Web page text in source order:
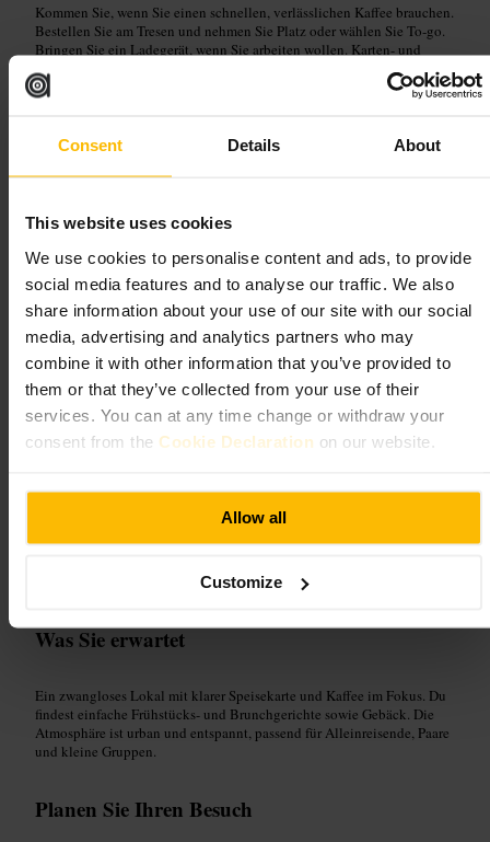
Consent Details About
This website uses cookies
We use cookies to personalise content and ads, to provide
social media features and to analyse our traffic. We also
share information about your use of our site with our social
media, advertising and analytics partners who may
combine it with other information that you’ve provided to
them or that they’ve collected from your use of their
services. You can at any time change or withdraw your
consent from the Cookie Declaration on our website.
Allow all
Customize
Kommen Sie, wenn Sie einen schnellen, verlässlichen Kaffee brauchen.
Bestellen Sie am Tresen und nehmen Sie Platz oder wählen Sie To‑go.
Bringen Sie ein Ladegerät, wenn Sie arbeiten wollen. Karten- und
kontaktlose Zahlung sind praktisch.
Savoy Cafe & Kitchen
4,6
4,5
Bild /Savoy Cafe & Kitchen
“Solider Brunch in Whitechapel, ideal für
Kaffee und einfache Gerichte.”
Was Sie erwartet
Ein zwangloses Lokal mit klarer Speisekarte und Kaffee im Fokus. Du
findest einfache Frühstücks- und Brunchgerichte sowie Gebäck. Die
Atmosphäre ist urban und entspannt, passend für Alleinreisende, Paare
und kleine Gruppen.
Planen Sie Ihren Besuch